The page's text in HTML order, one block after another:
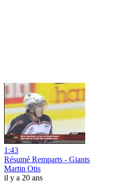
1:43
Résumé Remparts - Giants
Martin Otis
il y a 20 ans